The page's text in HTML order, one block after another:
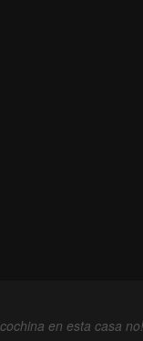
en esta casa